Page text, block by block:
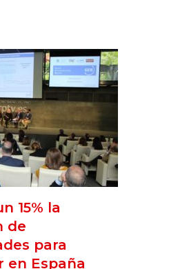
15% la
de
para
en España